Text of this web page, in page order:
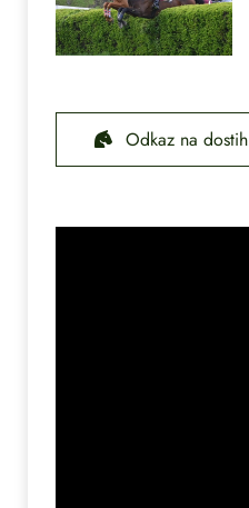
Odkaz na dostih